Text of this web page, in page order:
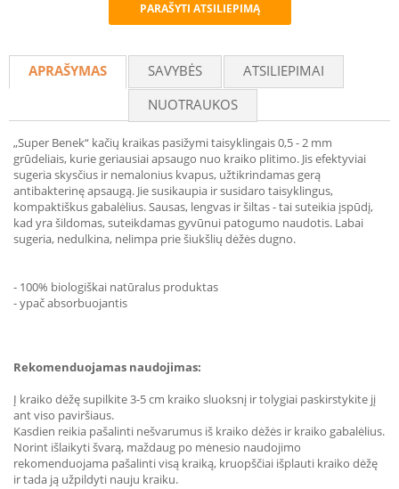
Recommend
PARAŠYTI ATSILIEPIMĄ
APRAŠYMAS SAVYBĖS
ATSILIEPIMAI
NUOTRAUKOS
„Super Benek“ kačių kraikas pasižymi taisyklingais 0,5 - 2 mm
grūdeliais, kurie geriausiai apsaugo nuo kraiko plitimo. Jis efektyviai
sugeria skysčius ir nemalonius kvapus, užtikrindamas gerą
antibakterinę apsaugą. Jie susikaupia ir susidaro taisyklingus,
kompaktiškus gabalėlius. Sausas, lengvas ir šiltas - tai suteikia įspūdį,
kad yra šildomas, suteikdamas gyvūnui patogumo naudotis. Labai
sugeria, nedulkina, nelimpa prie šiukšlių dėžės dugno.
- 100% biologiškai natūralus produktas
- ypač absorbuojantis
Rekomenduojamas naudojimas:
Į kraiko dėžę supilkite 3-5 cm kraiko sluoksnį ir tolygiai paskirstykite jį
ant viso paviršiaus.
Kasdien reikia pašalinti nešvarumus iš kraiko dėžės ir kraiko gabalėlius.
Norint išlaikyti švarą, maždaug po mėnesio naudojimo
rekomenduojama pašalinti visą kraiką, kruopščiai išplauti kraiko dėžę
ir tada ją užpildyti nauju kraiku.